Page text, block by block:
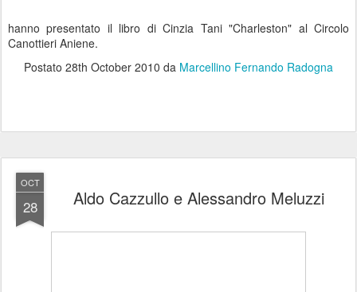
hanno presentato il libro di Cinzia Tani "Charleston" al Circolo
Canottieri Aniene.
Postato 28th October 2010 da Marcellino Fernando Radogna
OCT
28 Aldo Cazzullo e Alessandro Meluzzi